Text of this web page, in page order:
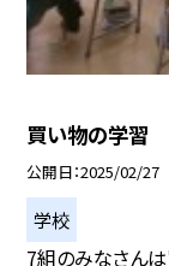
買い物の学習
公開日 2025/02/27
学校
7組のみなさん